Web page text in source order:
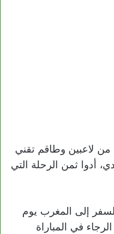
الرجاء الرياضي 40 فردا من لاعبين وطاقم تقني
منخرطا بالنادي، أدوا ثمن الرحلة التي
إلى المغرب يوم
في المباراة